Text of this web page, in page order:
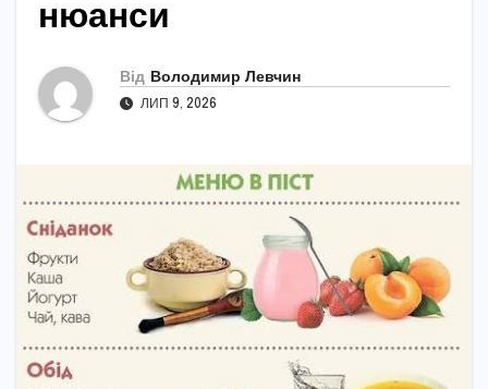
нюанси
Від Володимир Левчин
ЛИП 9, 2026